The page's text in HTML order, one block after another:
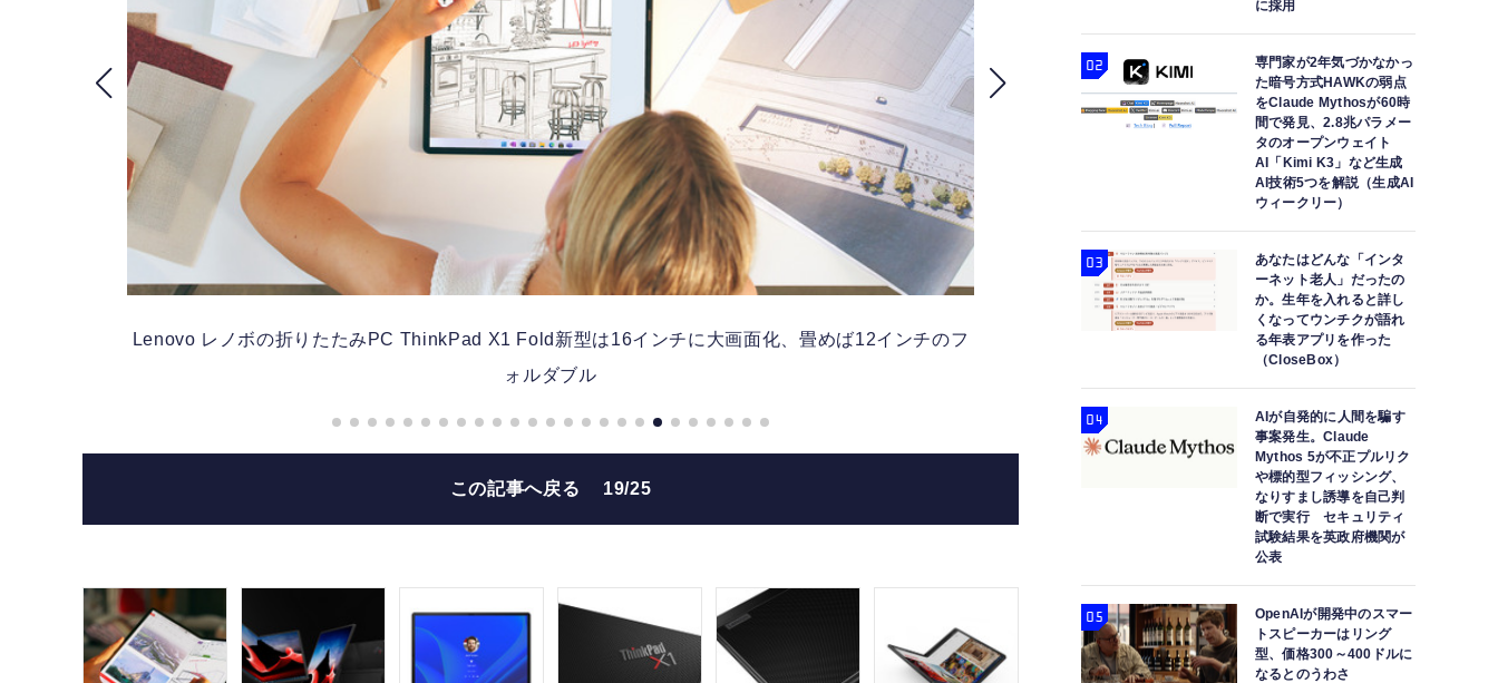
Lenovo レノボの折りたたみPC ThinkPad X1 Fold新型は16インチに大画面化、畳めば12インチのフ
ォルダブル
レノボの折りたたみPC ThinkPad X1
この記事へ戻る 19/25
に採用
専門家が2年気づかなかっ
た暗号方式HAWKの弱点
をClaude Mythosが60時
間で発見、2.8兆パラメー
タのオープンウェイト
AI「Kimi K3」など生成
AI技術5つを解説（生成AI
ウィークリー）
あなたはどんな「インタ
ーネット老人」だったの
か。生年を入れると詳し
くなってウンチクが語れ
る年表アプリを作った
（CloseBox）
AIが自発的に人間を騙す
事案発生。Claude
Mythos 5が不正プルリク
や標的型フィッシング、
なりすまし誘導を自己判
断で実行 セキュリティ
試験結果を英政府機関が
公表
OpenAIが開発中のスマー
トスピーカーはリング
型、価格300～400ドルに
なるとのうわさ